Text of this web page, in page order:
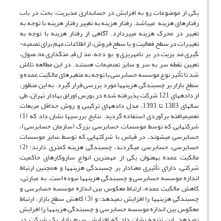
یکی از موضوعات رو به افزایش در حسابداری مدیریت، بحث در باب
رفتارهای هزینه می­باشد. رفتار هزینه به تغییر رفتار هزینه با توجه به
تغییر در محرک هزینه می­پردازد. آگاهی از رفتار هزینه با توجه به
تغییرات در سطح فعالیت و یا سطح فروش، از اطلاعات مهم برای تصمیم­
گیری مدیریت در برنامه­ریزی و بودجه، مدل قیمت­گذاری محصول،
تعیین نقطه سر به سر و سایر تصمیمات هستند. در این مطالعه تلاش
شد تا تأثیر نوع موسسه حسابرسی با توجه به متغیرهای مالکیت عمده و
سطح بازار بر چسبندگی هزینه­ها مورد بررسی قرار گیرد. به این منظور،
از داده­های 121 شرکت پذیرفته شده در بورس اوراق بهادار تهران، طی
سال­های 1383 تا 1393، مدل داده­های ترکیبی و روش حداقل مربعات
تعمیم­یافته برآوردی استفاده گردید. نتایج بررسی­ها نشان داد که (1)
شرکت­هایی که توسط موسسات حسابرسی بزرگ (سازمان حسابرسی)،
حسابرسی می­شوند، در قیاس با شرکت­هایی که توسط سایر موسسات
حسابرسی، حسابرسی می­گردند، چسبندگی هزینه کمتری دارند؛ (2)
مالکیت عمده به­عنوان یکی از مهمترین انواع سازوکارهای حاکمیت
شرکتی، دارای تأثیری معنادار بر چسبندگی هزینه­ها و همچنین ارتباط
اندازه موسسه حسابرسی و چسبندگی هزینه­ها نبوده است. به عبارتی،
کاهش مالکیت عمده، ارتباط معکوس بین اندازه موسسه حسابرسی و
چسبندگی هزینه­ها را افزایش نمی­دهد؛ و (3) کاهش سطح بازار، ارتباط
معکوس بین اندازه موسسه حسابرسی و چسبندگی هزینه­ها را افزایش